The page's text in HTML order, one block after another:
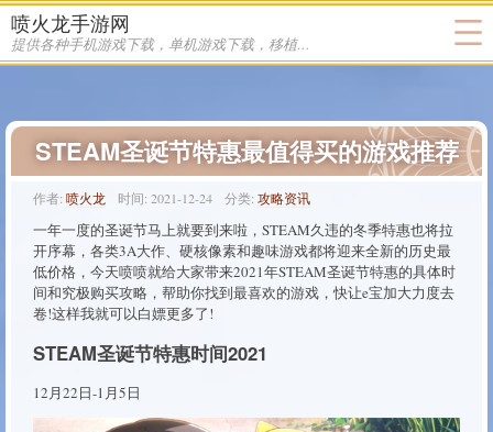
喷火龙手游网
提供各种手机游戏下载，单机游戏下载，移植游戏下载
STEAM圣诞节特惠最值得买的游戏推荐
作者: 喷火龙 时间: 2021-12-24 分类: 攻略资讯
一年一度的圣诞节马上就要到来啦，STEAM久违的冬季特惠也将拉
开序幕，各类3A大作、硬核像素和趣味游戏都将迎来全新的历史最
低价格，今天喷喷就给大家带来2021年STEAM圣诞节特惠的具体时
间和究极购买攻略，帮助你找到最喜欢的游戏，快让e宝加大力度去
卷!这样我就可以白嫖更多了!
STEAM圣诞节特惠时间2021
12月22日-1月5日